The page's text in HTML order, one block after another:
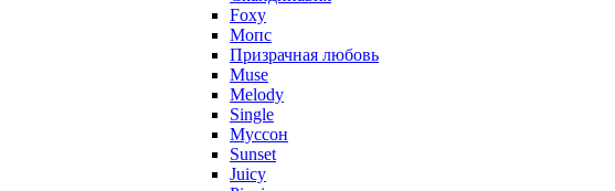
Foxy
Мопс
Призрачная любовь
Muse
Melody
Single
Муссон
Sunset
Juicy